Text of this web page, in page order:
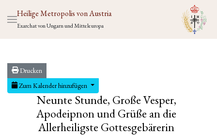
Heilige Metropolis von Austria
Exarchat von Ungarn und Mitteleuropa
Drucken
Zum Kalender hinzufügen
Neunte Stunde, Große Vesper,
Apodeipnon und Grüße an die
Allerheiligste Gottesgebärerin